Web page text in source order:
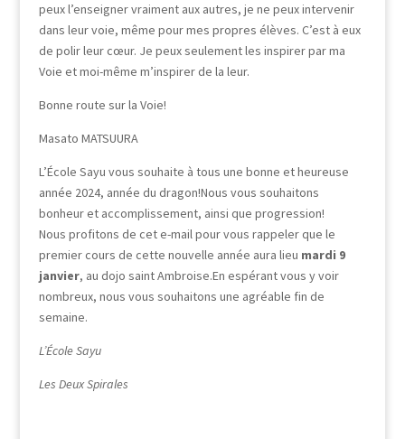
peux l’enseigner vraiment aux autres, je ne peux intervenir
dans leur voie, même pour mes propres élèves. C’est à eux
de polir leur cœur. Je peux seulement les inspirer par ma
Voie et moi-même m’inspirer de la leur.
Bonne route sur la Voie!
Masato MATSUURA
L’École Sayu vous souhaite à tous une bonne et heureuse
année 2024, année du dragon!Nous vous souhaitons
bonheur et accomplissement, ainsi que progression!
Nous profitons de cet e-mail pour vous rappeler que le
premier cours de cette nouvelle année aura lieu mardi 9
janvier, au dojo saint Ambroise.En espérant vous y voir
nombreux, nous vous souhaitons une agréable fin de
semaine.
L’École Sayu
Les Deux Spirales